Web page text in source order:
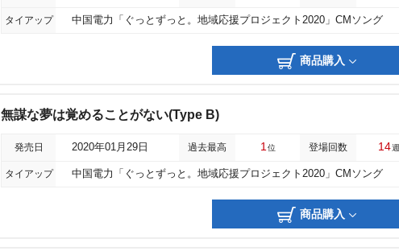
タイアップ 中国電力「ぐっとずっと。地域応援プロジェクト2020」CMソング
商品購入
無謀な夢は覚めることがない(Type B)
発売日 2020年01月29日 過去最高 1 位 登場回数 14週
タイアップ 中国電力「ぐっとずっと。地域応援プロジェクト2020」CMソング
商品購入